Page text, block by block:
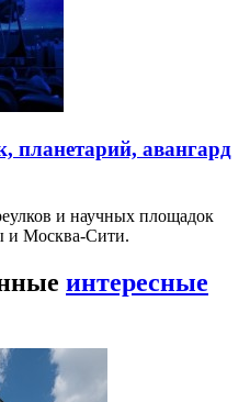
планетарий, авангард
и научных площадок
и Москва-Сити.
интересные